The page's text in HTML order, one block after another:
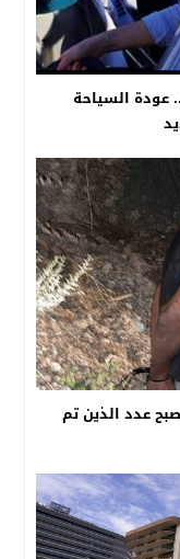
بعد أن توقفت منذ 31 أكتوبر 2015.. عودة السياحة
عدد الذين تم